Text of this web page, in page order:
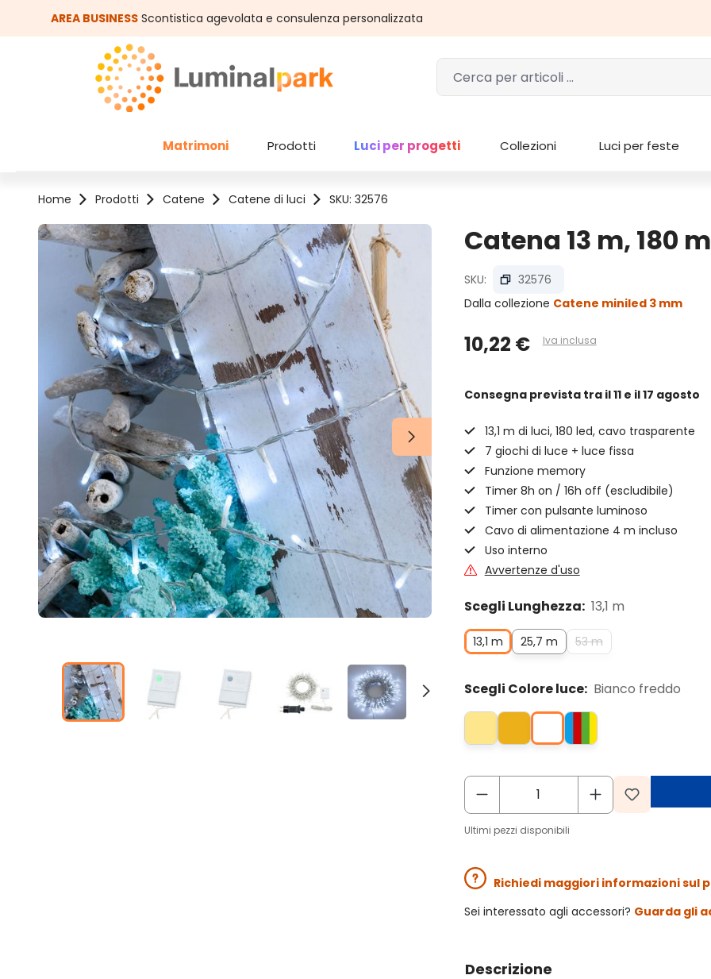
al contenuto principale
Salta alla ricerca
AREA BUSINESS Scontistica agevolata e consulenza personalizzata
Matrimoni Prodotti Luci per progetti Collezioni Luci per feste
Home Prodotti Catene Catene di luci SKU: 32576
Salta la galleria di immagini Catena 13 m, 180
SKU:
32576
Dalla collezione Catene miniled 3 mm
10,22 € Iva inclusa
Consegna prevista tra il 11 e il 17 agosto
13,1 m di luci, 180 led, cavo trasparente
7 giochi di luce + luce fissa
Funzione memory
Timer 8h on / 16h off (escludibile)
Timer con pulsante luminoso
Cavo di alimentazione 4 m incluso
Uso interno
Avvertenze d'uso
Scegli Lunghezza: 13,1 m
13,1 m 25,7 m 53 m
Scegli Colore luce: Bianco freddo
Ultimi pezzi disponibili
Richiedi maggiori informazioni sul
Sei interessato agli accessori? Guarda gli
Descrizione